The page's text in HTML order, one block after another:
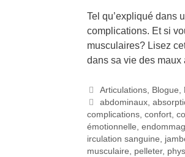
Tel qu’expliqué dans
complications. Et si
musculaires? Lisez
dans sa vie des
Articulations, Blogue,
abdominaux,
complications, confort,
émotionnelle,
irculation sanguine,
musculaire, pelleter,